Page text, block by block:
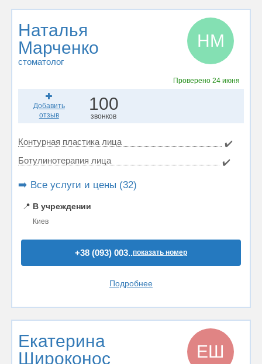
Наталья
Марченко
стоматолог
НМ
Проверено 24 июня
Добавить
отзыв
100
звонков
Контурная пластика лица
✔️
Ботулинотерапия лица
✔️
➡️ Все услуги и цены (32)
📍 В учреждении
Киев
+38 (093) 003..показать номер
Подробнее
Екатерина
Широконос
ЕШ